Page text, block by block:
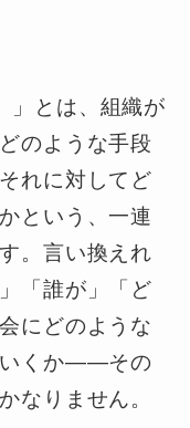
」とは、組織が
のような手段
れに対してど
という、一連
。言い換えれ
「誰が」「ど
にどのような
いくか――その
なりません。